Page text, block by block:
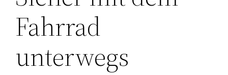
Fahrrad
unterwegs